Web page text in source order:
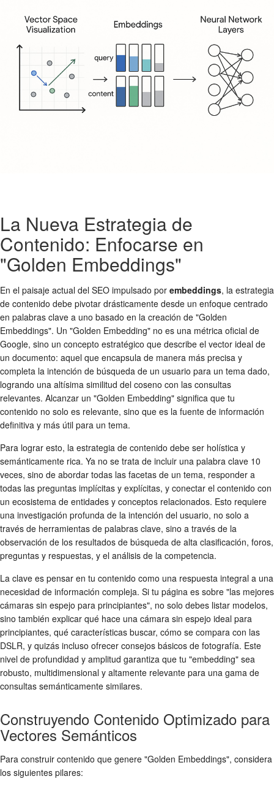
La Nueva Estrategia de
Contenido: Enfocarse en
"Golden Embeddings"
En el paisaje actual del SEO impulsado por embeddings, la estrategia
de contenido debe pivotar drásticamente desde un enfoque centrado
en palabras clave a uno basado en la creación de "Golden
Embeddings". Un "Golden Embedding" no es una métrica oficial de
Google, sino un concepto estratégico que describe el vector ideal de
un documento: aquel que encapsula de manera más precisa y
completa la intención de búsqueda de un usuario para un tema dado,
logrando una altísima similitud del coseno con las consultas
relevantes. Alcanzar un "Golden Embedding" significa que tu
contenido no solo es relevante, sino que es la fuente de información
definitiva y más útil para un tema.
Para lograr esto, la estrategia de contenido debe ser holística y
semánticamente rica. Ya no se trata de incluir una palabra clave 10
veces, sino de abordar todas las facetas de un tema, responder a
todas las preguntas implícitas y explícitas, y conectar el contenido con
un ecosistema de entidades y conceptos relacionados. Esto requiere
una investigación profunda de la intención del usuario, no solo a
través de herramientas de palabras clave, sino a través de la
observación de los resultados de búsqueda de alta clasificación, foros,
preguntas y respuestas, y el análisis de la competencia.
La clave es pensar en tu contenido como una respuesta integral a una
necesidad de información compleja. Si tu página es sobre "las mejores
cámaras sin espejo para principiantes", no solo debes listar modelos,
sino también explicar qué hace una cámara sin espejo ideal para
principiantes, qué características buscar, cómo se compara con las
DSLR, y quizás incluso ofrecer consejos básicos de fotografía. Este
nivel de profundidad y amplitud garantiza que tu "embedding" sea
robusto, multidimensional y altamente relevante para una gama de
consultas semánticamente similares.
Construyendo Contenido Optimizado para
Vectores Semánticos
Para construir contenido que genere "Golden Embeddings", considera
los siguientes pilares: